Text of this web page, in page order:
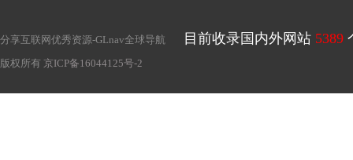
分享互联网优秀资源-GLnav全球导航 目前收录国内外网站 5389
版权所有 京ICP备16044125号-2